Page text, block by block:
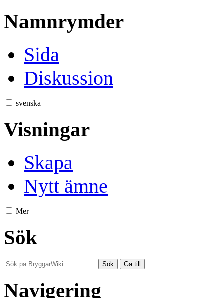
Namnrymder
Sida
Diskussion
svenska
Visningar
Skapa
Nytt ämne
Mer
Sök
Navigering